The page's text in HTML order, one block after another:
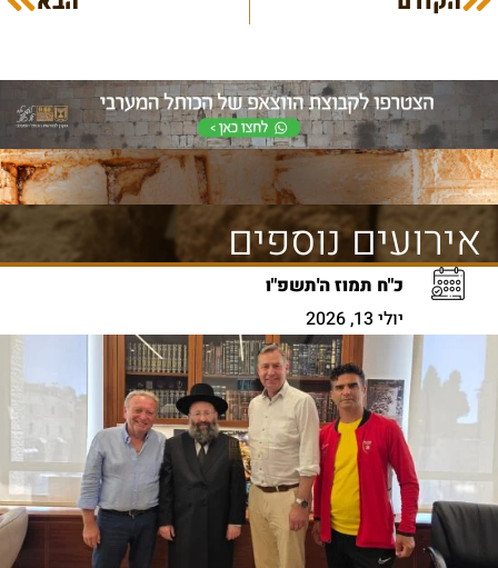
אירועים נוספים
כ"ח תמוז ה'תשפ"ו
יולי 13, 2026